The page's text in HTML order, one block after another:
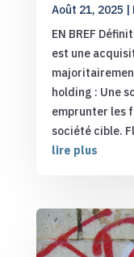
Août 21, 2025 |
EN BREF
est une
holding : Une
emprunter les
société cible.
lire plus